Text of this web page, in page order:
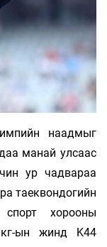
наадмыг
манай улсаас
ур чадвараа
таеквондогийн
хорооны
ын жинд K44